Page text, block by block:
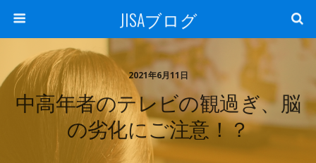
JISAブログ
2021年6月11日
中高年者のテレビの観過ぎ、脳
の劣化にご注意！？